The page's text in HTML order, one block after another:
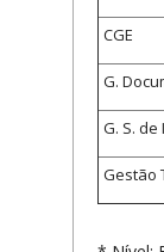
CGE
G.
G. S.
Gestão